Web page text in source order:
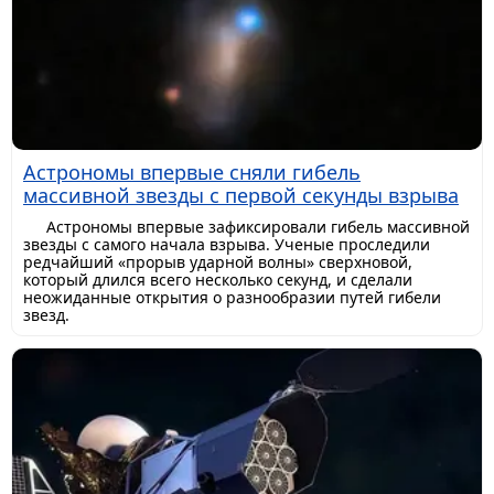
Астрономы впервые сняли гибель
массивной звезды с первой секунды взрыва
Астрономы впервые зафиксировали гибель массивной
звезды с самого начала взрыва. Ученые проследили
редчайший «прорыв ударной волны» сверхновой,
который длился всего несколько секунд, и сделали
неожиданные открытия о разнообразии путей гибели
звезд.